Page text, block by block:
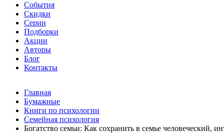
События
Скидки
Серии
Подборки
Акции
Авторы
Блог
Контакты
Главная
Бумажные
Книги по психологии
Семейная психология
Богатство семьи: Как сохранить в семье человеческий,